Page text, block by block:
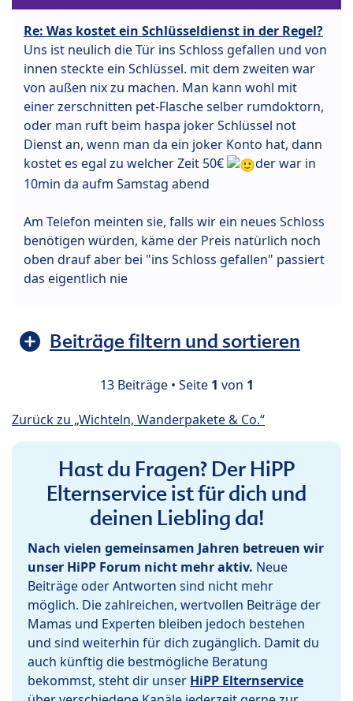
Re: Was kostet ein Schlüsseldienst in der Regel?
Uns ist neulich die Tür ins Schloss gefallen und von
innen steckte ein Schlüssel. mit dem zweiten war
von außen nix zu machen. Man kann wohl mit
einer zerschnitten pet-Flasche selber rumdoktorn,
oder man ruft beim haspa joker Schlüssel not
Dienst an, wenn man da ein joker Konto hat, dann
kostet es egal zu welcher Zeit 50€
der war in
10min da aufm Samstag abend
Am Telefon meinten sie, falls wir ein neues Schloss
benötigen würden, käme der Preis natürlich noch
oben drauf aber bei "ins Schloss gefallen" passiert
das eigentlich nie
Beiträge filtern und sortieren
13 Beiträge • Seite 1 von 1
Zurück zu „Wichteln, Wanderpakete & Co.“
Hast du Fragen? Der HiPP
Elternservice ist für dich und
deinen Liebling da!
Nach vielen gemeinsamen Jahren betreuen wir
unser HiPP Forum nicht mehr aktiv. Neue
Beiträge oder Antworten sind nicht mehr
möglich. Die zahlreichen, wertvollen Beiträge der
Mamas und Experten bleiben jedoch bestehen
und sind weiterhin für dich zugänglich. Damit du
auch künftig die bestmögliche Beratung
bekommst, steht dir unser HiPP Elternservice